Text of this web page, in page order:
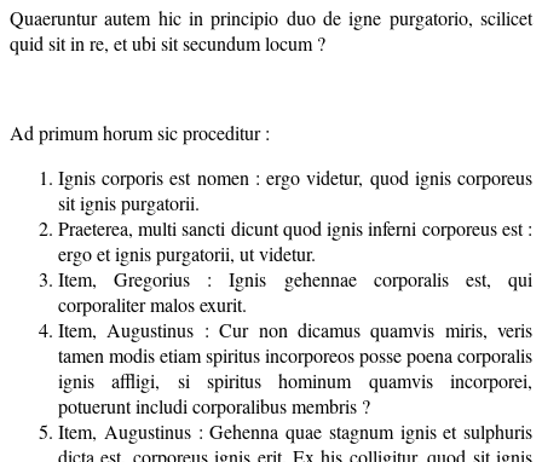
Quaeruntur autem hic in principio duo de igne purgatorio, scilicet
quid sit in re, et ubi sit secundum locum ?
Ad primum horum sic proceditur :
Ignis corporis est nomen : ergo videtur, quod ignis corporeus
sit ignis purgatorii.
Praeterea, multi sancti dicunt quod ignis inferni corporeus est :
ergo et ignis purgatorii, ut videtur.
Item, Gregorius : Ignis gehennae corporalis est, qui
corporaliter malos exurit.
Item, Augustinus : Cur non dicamus quamvis miris, veris
tamen modis etiam spiritus incorporeos posse poena corporalis
ignis affligi, si spiritus hominum quamvis incorporei,
potuerunt includi corporalibus membris ?
Item, Augustinus : Gehenna quae stagnum ignis et sulphuris
dicta est, corporeus ignis erit. Ex his colligitur, quod sit ignis